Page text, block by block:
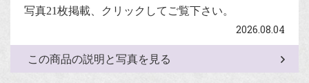
写真21枚掲載、クリックしてご覧下さい。
2026.08.04
この商品の説明と写真を見る